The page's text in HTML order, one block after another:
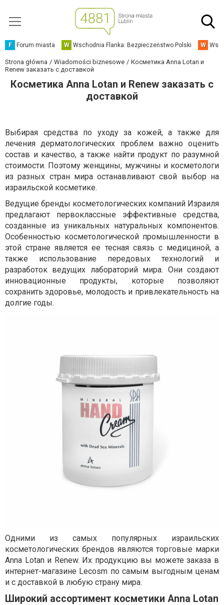
F Forum miasta W Wschodnia Flanka: Bezpieczeństwo Polski W
Strona główna Wiadomości biznesowe
Косметика Anna Lotan и
Renew заказать с доставкой
Косметика Anna Lotan и Renew заказать с
доставкой
Выбирая средства по уходу за кожей, а также для
лечения дерматологических проблем важно оценить
состав и качество, а также найти продукт по разумной
стоимости. Поэтому женщины, мужчины и косметологи
из разных стран мира останавливают свой выбор на
израильской косметике.
Ведущие бренды косметологических компаний Израиля
предлагают первоклассные эффективные средства,
созданные из уникальных натуральных компонентов.
Особенностью косметологической промышленности в
этой стране является ее тесная связь с медициной, а
также использование передовых технологий и
разработок ведущих лабораторий мира. Они создают
инновационные продукты, которые позволяют
сохранить здоровье, молодость и привлекательность на
долгие годы.
Одними из самых популярных израильских
косметологических брендов являются торговые марки
Anna Lotan и Renew. Их продукцию вы можете заказа в
интернет-магазине Lecosm по самым выгодным ценам
и с доставкой в любую страну мира.
Широкий ассортимент косметики Anna Lotan